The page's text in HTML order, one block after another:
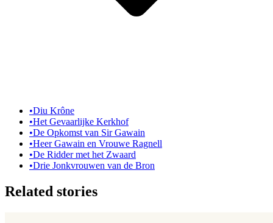
•Diu Krône
•Het Gevaarlijke Kerkhof
•De Opkomst van Sir Gawain
•Heer Gawain en Vrouwe Ragnell
•De Ridder met het Zwaard
•Drie Jonkvrouwen van de Bron
Related stories